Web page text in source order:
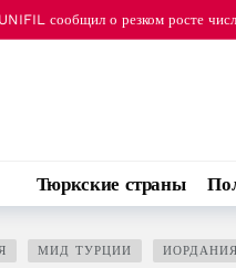
UNIFIL сообщил о резком росте
Тюркские страны
МИД ТУРЦИИ ИОРДАНИЯ